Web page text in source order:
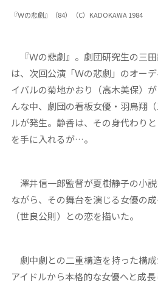
『Ｗの悲劇』（84）（C）KADOKAWA 1984
『Ｗの悲劇』。劇団研究生の三田
は、次回公演「Ｗの悲劇」のオー
イバルの菊地かおり（高木美保）
んな中、劇団の看板女優・羽鳥翔
ルが発生。静香は、その身代わり
を手に入れるが…。
澤井信一郎監督が夏樹静子の小
ながら、その舞台を演じる女優の
（世良公則）との恋を描いた。
劇中劇との二重構造を持った構
アイドルから本格的な女優へと成